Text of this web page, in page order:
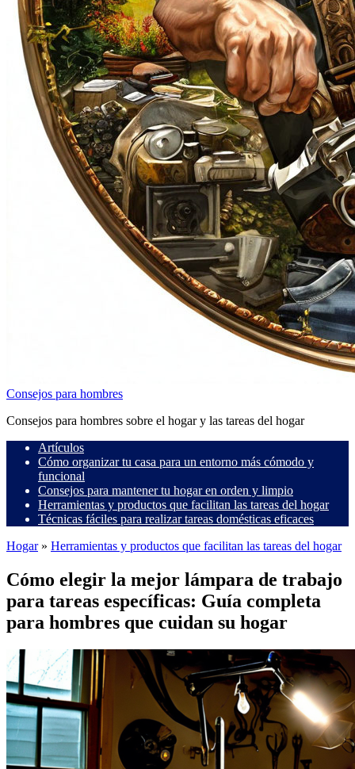
Consejos para hombres
Consejos para hombres sobre el hogar y las tareas del hogar
Artículos
Cómo organizar tu casa para un entorno más cómodo y
funcional
Consejos para mantener tu hogar en orden y limpio
Herramientas y productos que facilitan las tareas del hogar
Técnicas fáciles para realizar tareas domésticas eficaces
Hogar» Herramientas y productos que facilitan las tareas del hogar
Cómo elegir la mejor lámpara de trabajo
para tareas específicas: Guía completa
para hombres que cuidan su hogar